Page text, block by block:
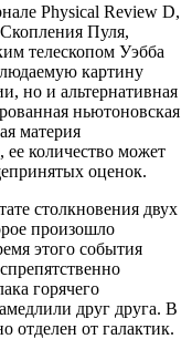
Physical Review D,
Пуля,
телескопом Уэбба
картину
но и альтернативная
ньютоновская
материя
ее количество может
оценок.
столкновения двух
произошло
этого события
горячего
друг друга. В
отделен от галактик.